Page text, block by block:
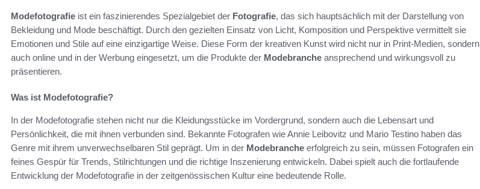
Modefotografie ist ein faszinierendes Spezialgebiet der Fotografie, das sich hauptsächlich mit der Darstellung von
Bekleidung und Mode beschäftigt. Durch den gezielten Einsatz von Licht, Komposition und Perspektive vermittelt sie
Emotionen und Stile auf eine einzigartige Weise. Diese Form der kreativen Kunst wird nicht nur in Print-Medien, sondern
auch online und in der Werbung eingesetzt, um die Produkte der Modebranche ansprechend und wirkungsvoll zu
präsentieren.
Was ist Modefotografie?
In der Modefotografie stehen nicht nur die Kleidungsstücke im Vordergrund, sondern auch die Lebensart und
Persönlichkeit, die mit ihnen verbunden sind. Bekannte Fotografen wie Annie Leibovitz und Mario Testino haben das
Genre mit ihrem unverwechselbaren Stil geprägt. Um in der Modebranche erfolgreich zu sein, müssen Fotografen ein
feines Gespür für Trends, Stilrichtungen und die richtige Inszenierung entwickeln. Dabei spielt auch die fortlaufende
Entwicklung der Modefotografie in der zeitgenössischen Kultur eine bedeutende Rolle.